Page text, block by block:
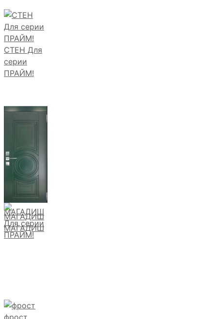
СТЕН Для
серии
ПРАЙМ!
МАГАДИШ
Для серии
ПРАЙМ!
МАГАДИШ